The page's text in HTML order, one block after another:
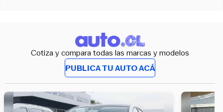
Cotiza y compara todas las marcas y modelos
PUBLICA TU AUTO ACÁ